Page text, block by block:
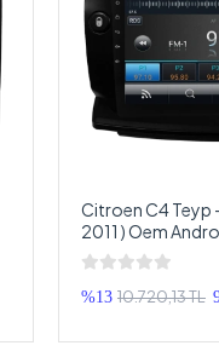
Citroen C4 Teyp
2011 ) Oem
Citroen C4
%13 10.720,13 TL